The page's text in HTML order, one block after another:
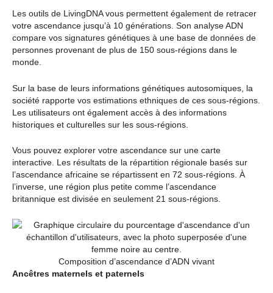
Les outils de LivingDNA vous permettent également de retracer
votre ascendance jusqu’à 10 générations. Son analyse ADN
compare vos signatures génétiques à une base de données de
personnes provenant de plus de 150 sous-régions dans le
monde.
Sur la base de leurs informations génétiques autosomiques, la
société rapporte vos estimations ethniques de ces sous-régions.
Les utilisateurs ont également accès à des informations
historiques et culturelles sur les sous-régions.
Vous pouvez explorer votre ascendance sur une carte
interactive. Les résultats de la répartition régionale basés sur
l’ascendance africaine se répartissent en 72 sous-régions. À
l’inverse, une région plus petite comme l’ascendance
britannique est divisée en seulement 21 sous-régions.
Composition d’ascendance d’ADN vivant
Ancêtres maternels et paternels